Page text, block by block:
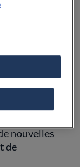
c'est à
votre seul
nouvelles
de